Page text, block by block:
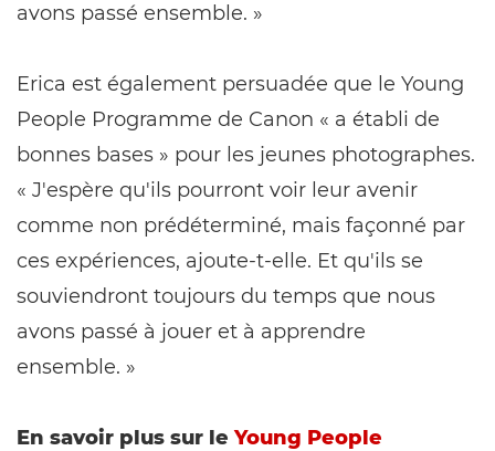
avons passé ensemble. »
Erica est également persuadée que le Young
People Programme de Canon « a établi de
bonnes bases » pour les jeunes photographes.
« J'espère qu'ils pourront voir leur avenir
comme non prédéterminé, mais façonné par
ces expériences, ajoute-t-elle. Et qu'ils se
souviendront toujours du temps que nous
avons passé à jouer et à apprendre
ensemble. »
En savoir plus sur le Young People